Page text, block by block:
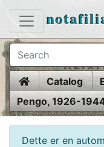
HomeCatalog
Pengo, 1926-
Dette er en